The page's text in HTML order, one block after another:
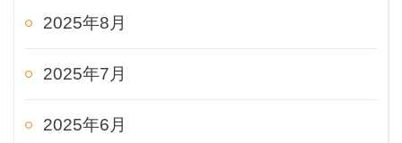
2025年8月
2025年7月
2025年6月